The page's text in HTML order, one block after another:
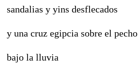
sandalias y yins desflecados
y una cruz egipcia sobre el pecho
bajo la lluvia